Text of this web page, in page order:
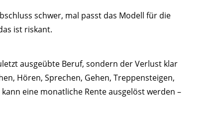
schwer, mal passt das Modell für die
ist riskant.
ausgeübte Beruf, sondern der Verlust klar
Hören, Sprechen, Gehen, Treppensteigen,
eine monatliche Rente ausgelöst werden –